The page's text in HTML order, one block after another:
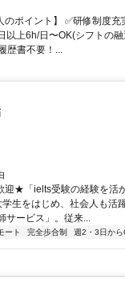
のポイント】 ✅研修制度
以上6h/日〜OK(シフトの
歴書不要！...
★「ielts受験の経験を活
生をはじめ、社会人も活
サービス」。従来...
ート 完全歩合制 週2・3日から